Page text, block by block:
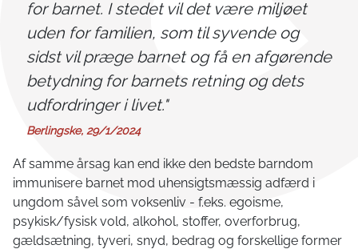
for barnet. I stedet vil det være miljøet
uden for familien, som til syvende og
sidst vil præge barnet og få en afgørende
betydning for barnets retning og dets
udfordringer i livet."
Berlingske, 29/1/2024
Af samme årsag kan end ikke den bedste barndom
immunisere barnet mod uhensigtsmæssig adfærd i
ungdom såvel som voksenliv - f.eks. egoisme,
psykisk/fysisk vold, alkohol, stoffer, overforbrug,
gældsætning, tyveri, snyd, bedrag og forskellige former